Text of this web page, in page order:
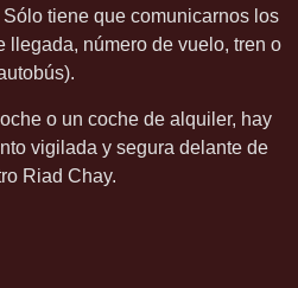
tiene que comunicarnos los
llegada, número de vuelo, tren o
o un coche de alquiler, hay
vigilada y segura delante de
Riad Chay.